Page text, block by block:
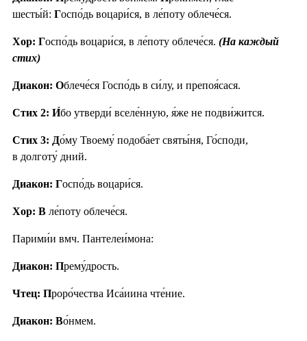
шесты́й: Госпо́дь воцари́ся, в ле́поту облече́ся.
Хор: Госпо́дь воцари́ся, в ле́поту облече́ся. (На каждый
стих)
Диакон: Облече́ся Госпо́дь в си́лу, и препоя́сася.
Стих 2: И́бо утверди́ вселе́нную, я́же не подви́жится.
Стих 3: До́му Твоему́ подоба́ет святы́ня, Го́споди,
в долготу́ дний.
Диакон: Госпо́дь воцари́ся.
Хор: В ле́поту облече́ся.
Парими́и вмч. Пантелеи́мона:
Диакон: Прему́дрость.
Чтец: Проро́чества Иса́иина чте́ние.
Диакон: Во́нмем.